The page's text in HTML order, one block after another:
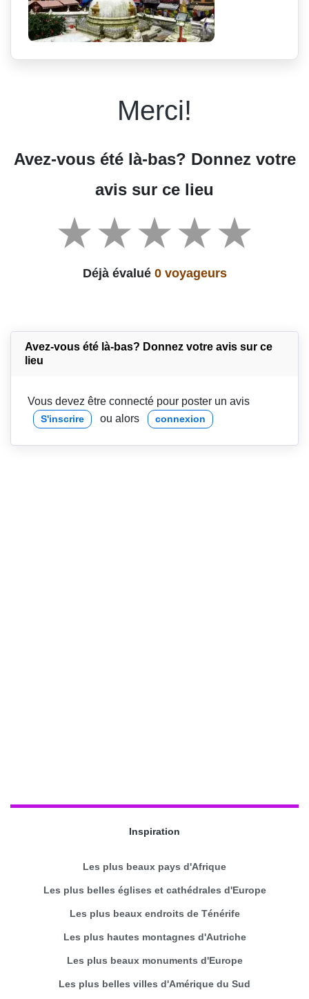
Merci!
Avez-vous été là-bas? Donnez votre
avis sur ce lieu
Déjà évalué 0 voyageurs
Avez-vous été là-bas? Donnez votre avis sur ce
lieu
Vous devez être connecté pour poster un avis
S'inscrire ou alors connexion
Inspiration
Les plus beaux pays d'Afrique
Les plus belles églises et cathédrales d'Europe
Les plus beaux endroits de Ténérife
Les plus hautes montagnes d'Autriche
Les plus beaux monuments d'Europe
Les plus belles villes d'Amérique du Sud